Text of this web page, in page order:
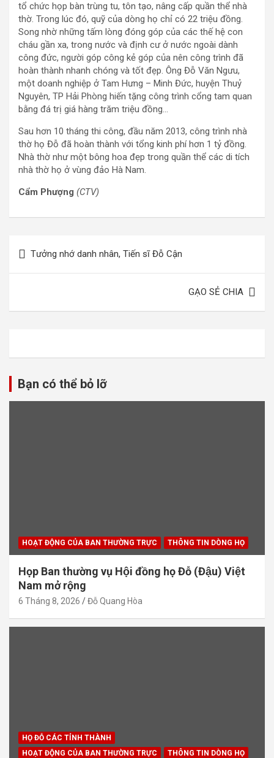
tổ chức họp bàn trùng tu, tôn tạo, nâng cấp quần thể nhà
thờ. Trong lúc đó, quỹ của dòng họ chỉ có 22 triệu đồng.
Song nhờ những tấm lòng đóng góp của các thế hệ con
cháu gần xa, trong nước và định cư ở nước ngoài dành
công đức, người góp công kẻ góp của nên công trình đã
hoàn thành nhanh chóng và tốt đẹp. Ông Đỗ Văn Ngưu,
một doanh nghiệp ở Tam Hưng – Minh Đức, huyện Thuỷ
Nguyên, TP Hải Phòng hiến tặng công trình cổng tam quan
bằng đá trị giá hàng trăm triệu đồng…
Sau hơn 10 tháng thi công, đầu năm 2013, công trình nhà
thờ họ Đỗ đã hoàn thành với tổng kinh phí hơn 1 tỷ đồng.
Nhà thờ như một bông hoa đẹp trong quần thể các di tích
nhà thờ họ ở vùng đảo Hà Nam.
Cẩm Phượng (CTV)
hướng
Tưởng nhớ danh nhân, Tiến sĩ Đỗ Cận
GẠO SẺ CHIA
Bạn có thể bỏ lỡ
HOẠT ĐỘNG CỦA BAN THƯỜNG TRỰC THÔNG TIN DÒNG HỌ
Họp Ban thường vụ Hội đồng họ Đỗ (Đậu) Việt
Nam mở rộng
6 Tháng 8, 2026 Đỗ Quang Hòa
HỌ ĐỖ CÁC TỈNH THÀNH
HOẠT ĐỘNG CỦA BAN THƯỜNG TRỰC
THÔNG TIN DÒNG HỌ